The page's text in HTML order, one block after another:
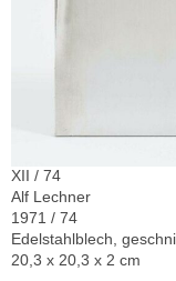
XII / 74
Alf Lechner
1971 / 74
Edelstahlblech,
20,3 x 20,3 x 2 cm